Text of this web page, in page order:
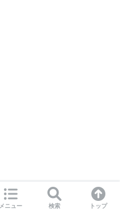
メニュー 検索 トップ